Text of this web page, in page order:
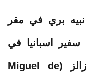
بري في مقر
سفير اسبانيا في
لبنان ميغيل دي لوكاس غونزالز (Miguel de